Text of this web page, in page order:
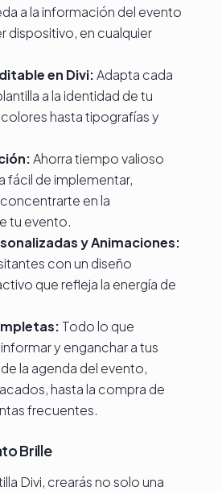
a la información del evento
dispositivo, en cualquier
en Divi:Adapta cada
a la identidad de tu
hasta tipografías y
Ahorra tiempo valioso
fácil de implementar,
en la
tu evento.
y Animaciones:
con un diseño
que refleja la energía de
Todo lo que
y enganchar a tus
la agenda del evento,
hasta la compra de
frecuentes.
Brille
Divi, crearás no solo una